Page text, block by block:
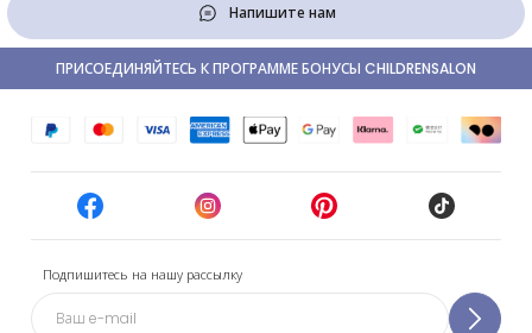
Напишите нам
Подпишитесь на нашу рассылку
ПРИСОЕДИНЯЙТЕСЬ К ПРОГРАММЕ БОНУСЫ CHILDRENSALON